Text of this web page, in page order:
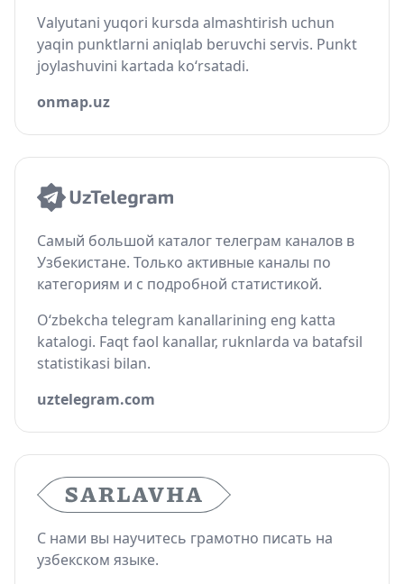
Valyutani yuqori kursda almashtirish uchun
yaqin punktlarni aniqlab beruvchi servis. Punkt
joylashuvini kartada ko‘rsatadi.
onmap.uz
Самый большой каталог телеграм каналов в
Узбекистане. Только активные каналы по
категориям и с подробной статистикой.
O‘zbekcha telegram kanallarining eng katta
katalogi. Faqt faol kanallar, ruknlarda va batafsil
statistikasi bilan.
uztelegram.com
С нами вы научитесь грамотно писать на
узбекском языке.